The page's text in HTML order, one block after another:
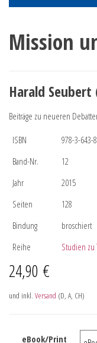
Mission
Harald
Beiträge zu neueren
ISBN
978-3-643-
Band-Nr.
12
Jahr
2015
Seiten
128
Bindung
broschiert
Reihe
Studien
24,90 €
und inkl. Versand (D, A, CH)
eBook/Print